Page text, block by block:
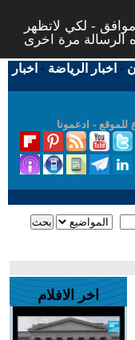
- لكي لاتظهر
- اخبار الرياضة - اخبار
للموقع - ادعمونا
اخر الافلام